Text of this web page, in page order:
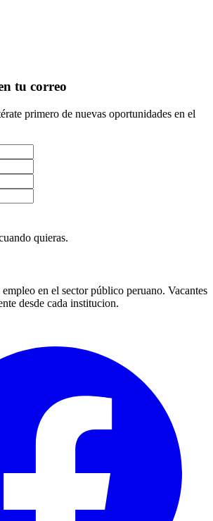
tu correo
primero de nuevas oportunidades en el
quieras.
en el sector público peruano. Vacantes
desde cada institucion.